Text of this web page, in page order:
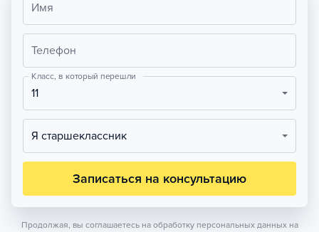
Имя
Телефон
Класс, в который перешли
11
Я старшеклассник
Записаться на консультацию
Продолжая, вы соглашаетесь на обработку персональных данных на